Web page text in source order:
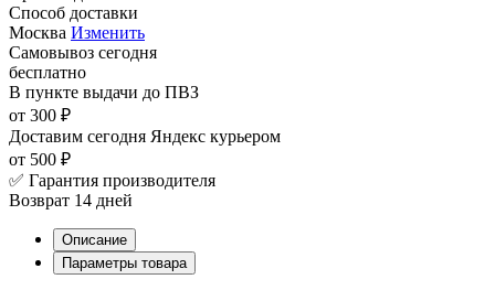
Способ доставки
Москва Изменить
Самовывоз сегодня
бесплатно
В пункте выдачи до ПВЗ
от 300 ₽
Доставим сегодня Яндекс курьером
от 500 ₽
✅ Гарантия производителя
Возврат 14 дней
Описание
Параметры товара